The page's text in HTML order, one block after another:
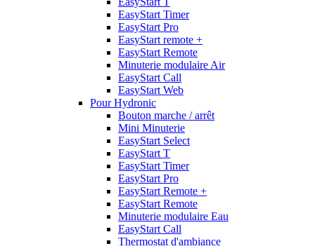
EasyStart Timer
EasyStart Pro
EasyStart remote +
EasyStart Remote
Minuterie modulaire Air
EasyStart Call
EasyStart Web
Pour Hydronic
Bouton marche / arrêt
Mini Minuterie
EasyStart Select
EasyStart T
EasyStart Timer
EasyStart Pro
EasyStart Remote +
EasyStart Remote
Minuterie modulaire Eau
EasyStart Call
Thermostat d'ambiance